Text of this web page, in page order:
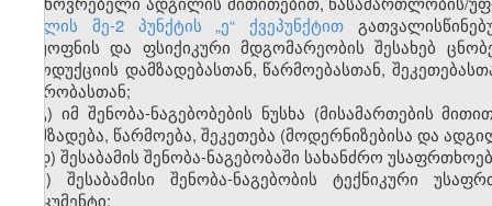
მუხლის მე-2 პუნქტის „ე“ ქვეპუნქტით
არყოფნის და ფსიქიკური მდგომარეობის შესახებ
პროდუქციის დამზადებასთან, წარმოებასთან,
ვაჭრობასთან;
გ) იმ შენობა-ნაგებობების ნუსხა (მისამართების
დამზადება, წარმოება, შეკეთება (მოდერნიზებისა და
დ) შესაბამის შენობა-ნაგებობაში სახანძრო
ე) შესაბამისი შენობა-ნაგებობის ტექნიკური
დოკუმენტი;